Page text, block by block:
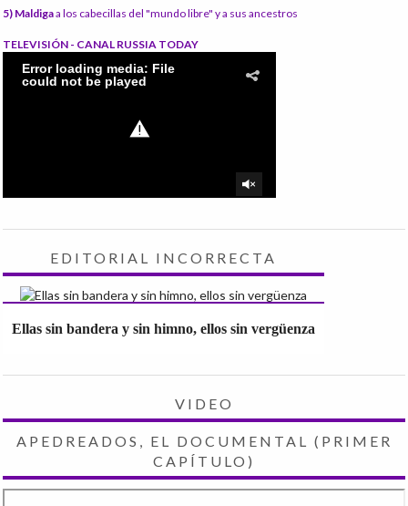
5) Maldigaa los cabecillas del "mundo libre" y a sus ancestros
TELEVISIÓN - CANAL RUSSIA TODAY
EDITORIAL INCORRECTA
Ellas sin bandera y sin himno, ellos sin vergüenza
VIDEO
APEDREADOS, EL DOCUMENTAL (PRIMER
CAPÍTULO)